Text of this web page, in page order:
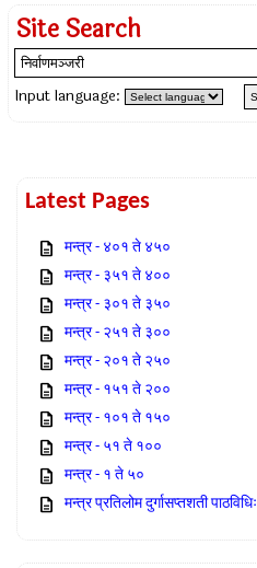
Site Search
Input language:
Latest Pages
मन्त्र - ४०१ ते ४५०
मन्त्र - ३५१ ते ४००
मन्त्र - ३०१ ते ३५०
मन्त्र - २५१ ते ३००
मन्त्र - २०१ ते २५०
मन्त्र - १५१ ते २००
मन्त्र - १०१ ते १५०
मन्त्र - ५१ ते १००
मन्त्र - १ ते ५०
मन्त्र प्रतिलोम दुर्गासप्तशती पाठविधिः